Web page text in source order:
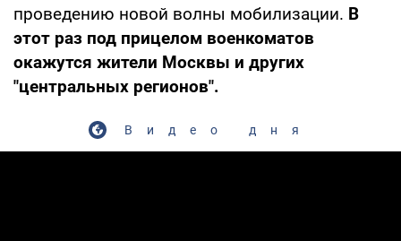
проведению новой волны мобилизации. В
этот раз под прицелом военкоматов
окажутся жители Москвы и других
"центральных регионов".
Видео дня